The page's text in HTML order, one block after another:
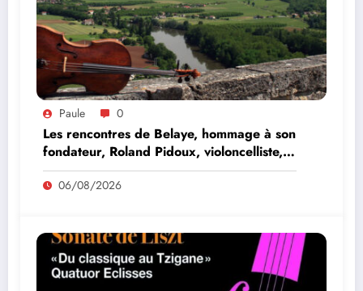
Paule 0
Les rencontres de Belaye, hommage à son
fondateur, Roland Pidoux, violoncelliste,
le vendredi 07 août 2026
06/08/2026